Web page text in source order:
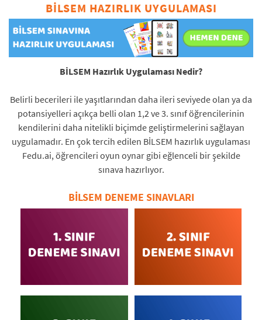
BİLSEM HAZIRLIK UYGULAMASI
BİLSEM Hazırlık Uygulaması Nedir?
Belirli becerileri ile yaşıtlarından daha ileri seviyede olan ya da
potansiyelleri açıkça belli olan 1,2 ve 3. sınıf öğrencilerinin
kendilerini daha nitelikli biçimde geliştirmelerini sağlayan
uygulamadır. En çok tercih edilen BİLSEM hazırlık uygulaması
Fedu.ai, öğrencileri oyun oynar gibi eğlenceli bir şekilde
sınava hazırlıyor.
BİLSEM DENEME SINAVLARI